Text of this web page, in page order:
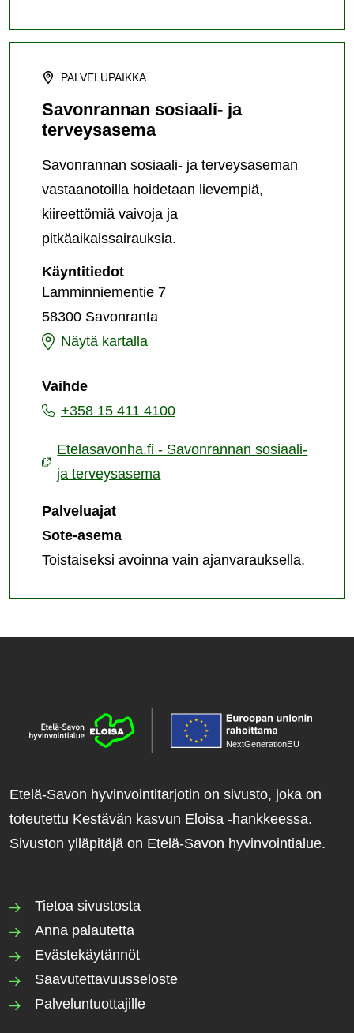
PALVELUPAIKKA
Savonrannan sosiaali- ja
terveysasema
Savonrannan sosiaali- ja terveysaseman
vastaanotoilla hoidetaan lievempiä,
kiireettömiä vaivoja ja
pitkäaikaissairauksia.
KäyntitiedotSavonrannan
sosiaali-
terveysasema
Lamminniementie 7
58300 Savonranta
Näytä kartalla
Savonrannan
ja
terveysasema
Vaihde
+358 15 411 4100
Etelasavonha.fi - Savonrannan sosiaali-
ja terveysasema
Palveluajat
Sote-asema
Toistaiseksi avoinna vain ajanvarauksella.
NextGenerationEU
Etelä-Savon hyvinvointitarjotin on sivusto, joka on
toteutettu Kestävän kasvun Eloisa -hankkeessa.
Sivuston ylläpitäjä on Etelä-Savon hyvinvointialue.
Tietoa sivustosta
Anna palautetta
Evästekäytännöt
Saavutettavuusseloste
Palveluntuottajille